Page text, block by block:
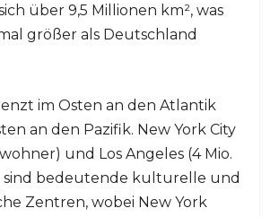
über 9,5 Millionen km², was
größer als Deutschland
im Osten an den Atlantik
an den Pazifik. New York City
und Los Angeles (4 Mio.
sind bedeutende kulturelle und
Zentren, wobei New York